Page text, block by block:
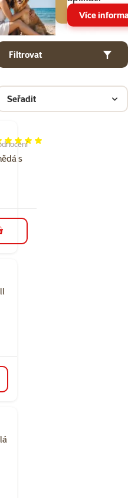
Více
Filtrovat
Seřadit
s
počet hodnocení: 1
košíku